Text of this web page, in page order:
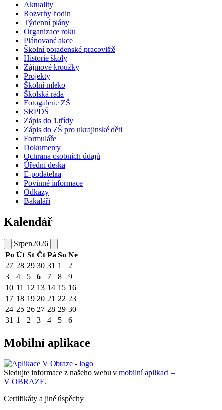
Aktuality
Rozvrhy hodin
Týdenní plány
Organizace roku
Plánované akce
Školní poradenské pracoviště
Historie školy
Zájmové kroužky
Projekty
Školní mléko
Školská rada
Fotogalerie ZŠ
SRPDŠ
Zápis do 1.třídy
Zápis do ZŠ pro ukrajinské děti
Formuláře
Dokumenty
Ochrana osobních údajů
Úřední deska
E-podatelna
Povinné informace
Odkazy
Bakaláři
Kalendář
Srpen2026
Po Út St Čt Pá So Ne
27 28 29 30 31 1
2
3
4 5 6 7 8
9
10 11 12 13 14 15 16
17 18 19 20 21 22 23
24 25 26 27 28 29 30
31 1 2 3 4 5 6
Mobilní aplikace
Sledujte informace z našeho webu v mobilní aplikaci –
V OBRAZE.
Certifikáty a jiné úspěchy